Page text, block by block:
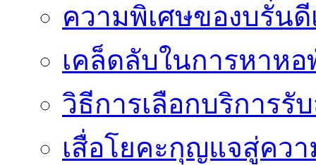
ความพิเศษของบรั่นดี
เคล็ดลับในการหาหอ
วิธีการเลือกบริการรั
เสื่อโยคะกุญแจสู่คว